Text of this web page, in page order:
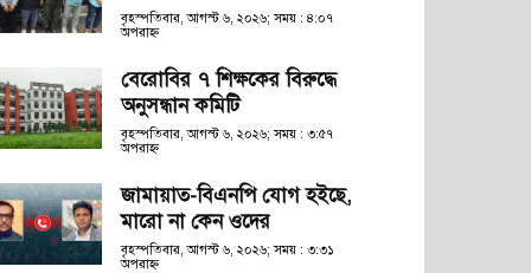
বৃহস্পতিবার, আগস্ট ৬, ২০২৬; সময় : ৪:০৭
অপরাহ্ণ
বেরোবির ৭ শিক্ষকের বিরুদ্ধে
অনুসন্ধান কমিটি
বৃহস্পতিবার, আগস্ট ৬, ২০২৬; সময় : ৩:৫৭
অপরাহ্ণ
জামায়াত-বিএনপি যোগ হইছে,
মারো না কেন ওদের
বৃহস্পতিবার, আগস্ট ৬, ২০২৬; সময় : ৩:৩১
অপরাহ্ণ